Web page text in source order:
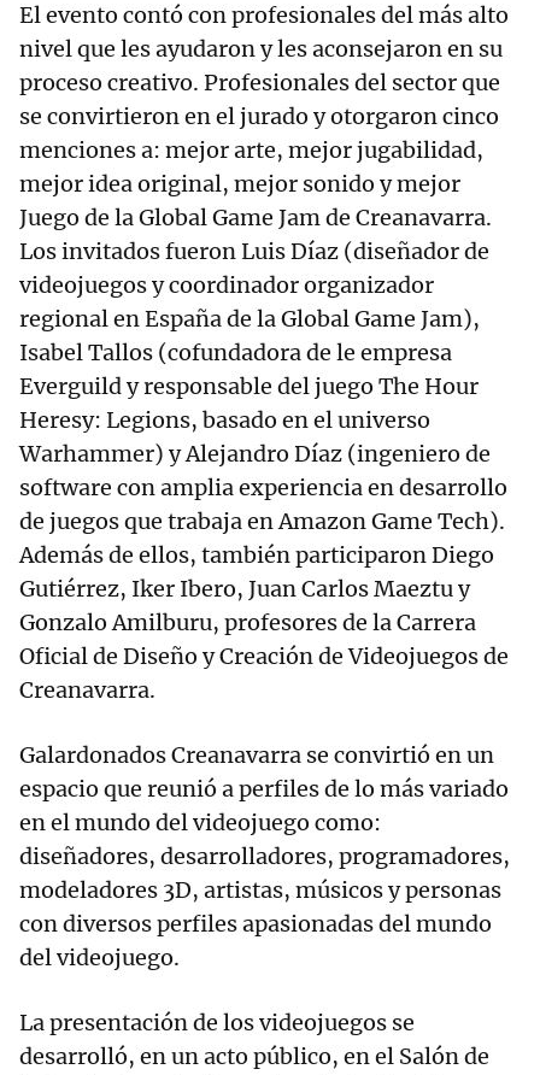
El evento contó con profesionales del más alto
nivel que les ayudaron y les aconsejaron en su
proceso creativo. Profesionales del sector que
se convirtieron en el jurado y otorgaron cinco
menciones a: mejor arte, mejor jugabilidad,
mejor idea original, mejor sonido y mejor
Juego de la Global Game Jam de Creanavarra.
Los invitados fueron Luis Díaz (diseñador de
videojuegos y coordinador organizador
regional en España de la Global Game Jam),
Isabel Tallos (cofundadora de le empresa
Everguild y responsable del juego The Hour
Heresy: Legions, basado en el universo
Warhammer) y Alejandro Díaz (ingeniero de
software con amplia experiencia en desarrollo
de juegos que trabaja en Amazon Game Tech).
Además de ellos, también participaron Diego
Gutiérrez, Iker Ibero, Juan Carlos Maeztu y
Gonzalo Amilburu, profesores de la Carrera
Oficial de Diseño y Creación de Videojuegos de
Creanavarra.
Galardonados Creanavarra se convirtió en un
espacio que reunió a perfiles de lo más variado
en el mundo del videojuego como:
diseñadores, desarrolladores, programadores,
modeladores 3D, artistas, músicos y personas
con diversos perfiles apasionadas del mundo
del videojuego.
La presentación de los videojuegos se
desarrolló, en un acto público, en el Salón de